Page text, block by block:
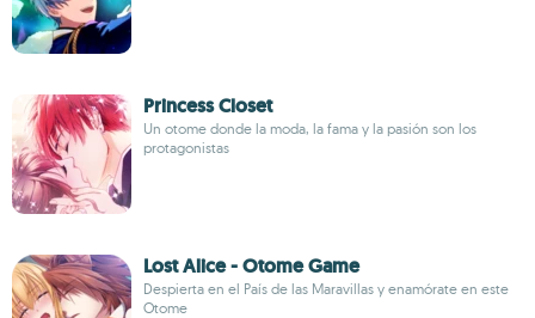
Princess Closet
Un otome donde la moda, la fama y la pasión son los
protagonistas
Lost Alice - Otome Game
Despierta en el País de las Maravillas y enamórate en este
Otome